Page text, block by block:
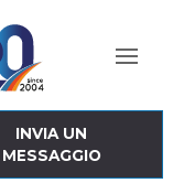
INVIA UN
MESSAGGIO